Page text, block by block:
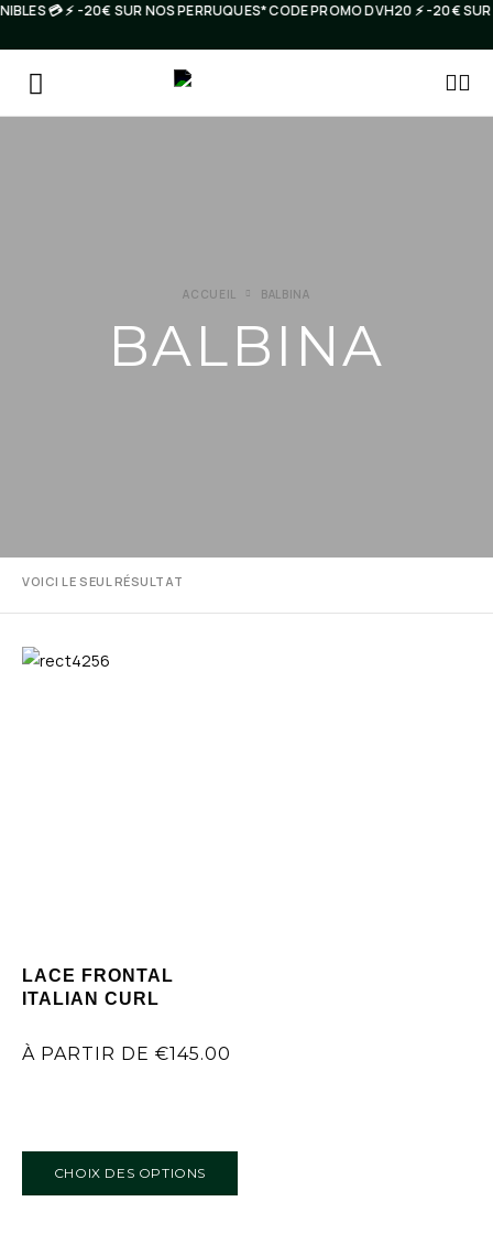
💳 ⚡️ -20€ SUR NOS PERRUQUES* CODE PROMO DVH20 ⚡️ -20€ SUR
VOICI LE SEUL RÉSULTAT
BALBINA
ACCUEIL BALBINA
LACE FRONTAL
ITALIAN CURL
À PARTIR DE €145.00
CHOIX DES OPTIONS